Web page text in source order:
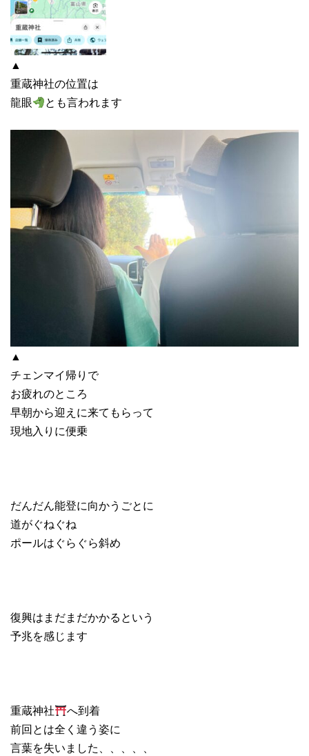
▲
重蔵神社の位置は
龍眼
とも言われます
▲
チェンマイ帰りで
お疲れのところ
早朝から迎えに来てもらって
現地入りに便乗
だんだん能登に向かうごとに
道がぐねぐね
ポールはぐらぐら斜め
復興はまだまだかかるという
予兆を感じます
重蔵神社
へ到着
前回とは全く違う姿に
言葉を失いました、、、、、